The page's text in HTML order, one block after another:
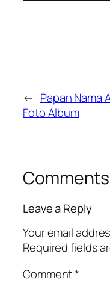
← Papan Nama
Foto Album
Comments
Leave a Reply
Your email
Required fields
Comment*